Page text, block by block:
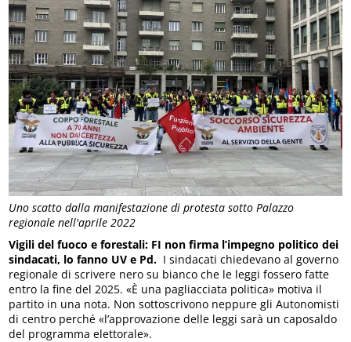
Uno scatto dalla manifestazione di protesta sotto Palazzo
regionale nell'aprile 2022
Vigili del fuoco e forestali: FI non firma l’impegno politico dei
sindacati, lo fanno UV e Pd. I sindacati chiedevano al governo
regionale di scrivere nero su bianco che le leggi fossero fatte
entro la fine del 2025. «È una pagliacciata politica» motiva il
partito in una nota. Non sottoscrivono neppure gli Autonomisti
di centro perché «l’approvazione delle leggi sarà un caposaldo
del programma elettorale».